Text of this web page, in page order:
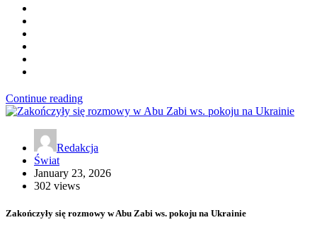
Continue reading
Redakcja
Świat
January 23, 2026
302 views
Zakończyły się rozmowy w Abu Zabi ws. pokoju na Ukrainie